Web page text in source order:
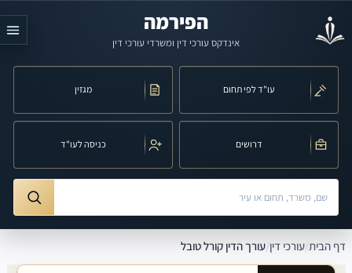
הפירמה
אינדקס עורכי דין ומשרדי עורכי דין
עו"ד לפי תחום מגזין
דרושים כניסה לעו"ד
חיפוש לפי שם, משרד, תחום משפט או עיר
דף הבית/עורכי דין/עורך הדין קורל טובל